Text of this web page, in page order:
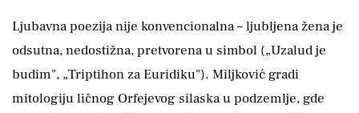
Ljubavna poezija nije konvencionalna – ljubljena žena je
odsutna, nedostižna, pretvorena u simbol („Uzalud je
budim", „Triptihon za Euridiku"). Miljković gradi
mitologiju ličnog Orfejevog silaska u podzemlje, gde